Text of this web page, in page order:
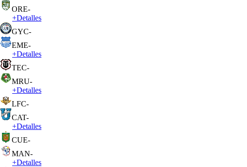
ORE-
+Detalles
GYC-
EME-
+Detalles
TEC-
MRU-
+Detalles
LFC-
CAT-
+Detalles
CUE-
MAN-
+Detalles